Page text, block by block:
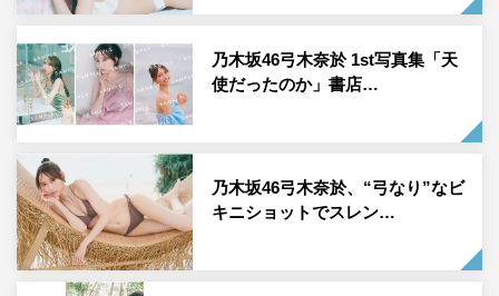
れ、秋元康からの帯コメントも公開された。
写真集の制作に当たり、弓木本人からの希望イメージ
は“ふわやか”。この難解なリクエストに応えるべく、選ば
れた撮影地はタイ・プーケット。ラグジュアリーなホテル
やプール、ビーチなど雄大な自然、リラックスした街での
ショッピング、まるで弓木と旅しているような錯覚に陥る
内容となっている。弓木の持つ魅力、これまで披露されて
こなかった新たな一面、その全てを詰め込んだ写真集が完
成した。
乃木坂46弓木奈於 1st写真集「天
使だったのか」書店…
乃木坂46弓木奈於、“弓なり”なビ
キニショットでスレン…